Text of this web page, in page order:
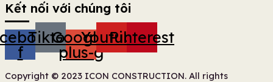
Kết nối với chúng tôi
f
TiktokGoogle-
plus-g
Youtube
Pinterest
Copyright © 2023 ICON CONSTRUCTION. All rights